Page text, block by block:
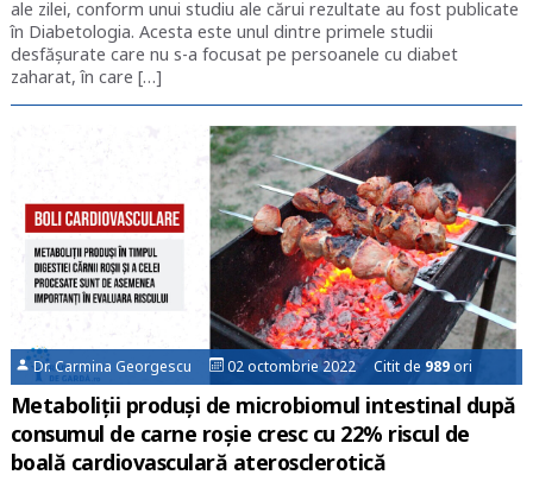
ale zilei, conform unui studiu ale cărui rezultate au fost publicate
în Diabetologia. Acesta este unul dintre primele studii
desfăşurate care nu s-a focusat pe persoanele cu diabet
zaharat, în care […]
Dr. Carmina Georgescu 02 octombrie 2022 Citit de 989ori
Metaboliții produși de microbiomul intestinal după
consumul de carne roșie cresc cu 22% riscul de
boală cardiovasculară aterosclerotică